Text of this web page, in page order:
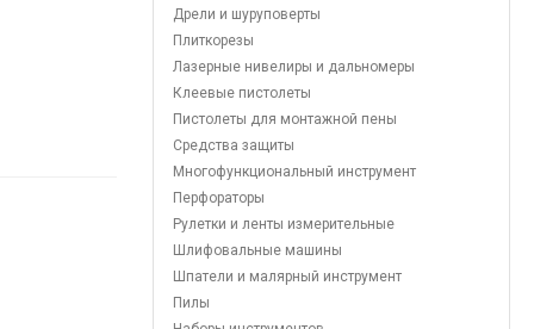
Дрели и шуруповерты
Плиткорезы
Лазерные нивелиры и дальномеры
Клеевые пистолеты
Пистолеты для монтажной пены
Средства защиты
Многофункциональный инструмент
Перфораторы
Рулетки и ленты измерительные
Шлифовальные машины
Шпатели и малярный инструмент
Пилы